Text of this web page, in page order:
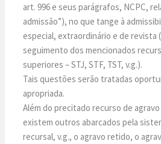
art. 996 e seus parágrafos, NCPC,
admissão”), no que tange à
especial, extraordinário e de revista
seguimento dos mencionados
superiores – STJ, STF, TST, v.g.).
Tais questões serão tratadas
apropriada.
Além do precitado recurso de
existem outros abarcados pela
recursal, v.g., o agravo retido, o